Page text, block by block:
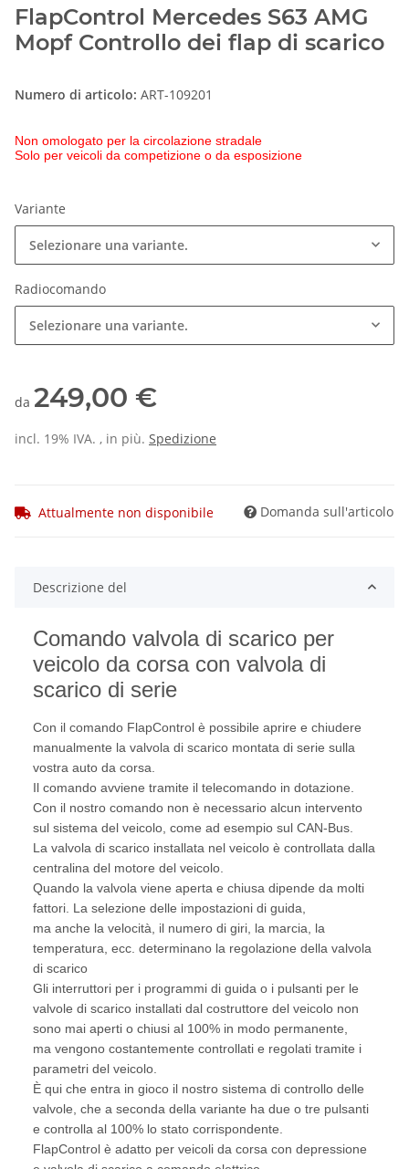
FlapControl Mercedes S63 AMG
Mopf Controllo dei flap di scarico
Numero di articolo: ART-109201
Non omologato per la circolazione stradale
Solo per veicoli da competizione o da esposizione
Variante
Selezionare una variante.
Radiocomando
Selezionare una variante.
da 249,00 €
incl. 19% IVA. , in più. Spedizione
Attualmente non disponibile Domanda sull'articolo
Descrizione del
Comando valvola di scarico per
veicolo da corsa con valvola di
scarico di serie
Con il comando FlapControl è possibile aprire e chiudere
manualmente la valvola di scarico montata di serie sulla
vostra auto da corsa.
Il comando avviene tramite il telecomando in dotazione.
Con il nostro comando non è necessario alcun intervento
sul sistema del veicolo, come ad esempio sul CAN-Bus.
La valvola di scarico installata nel veicolo è controllata dalla
centralina del motore del veicolo.
Quando la valvola viene aperta e chiusa dipende da molti
fattori. La selezione delle impostazioni di guida,
ma anche la velocità, il numero di giri, la marcia, la
temperatura, ecc. determinano la regolazione della valvola
di scarico
Gli interruttori per i programmi di guida o i pulsanti per le
valvole di scarico installati dal costruttore del veicolo non
sono mai aperti o chiusi al 100% in modo permanente,
ma vengono costantemente controllati e regolati tramite i
parametri del veicolo.
È qui che entra in gioco il nostro sistema di controllo delle
valvole, che a seconda della variante ha due o tre pulsanti
e controlla al 100% lo stato corrispondente.
FlapControl è adatto per veicoli da corsa con depressione